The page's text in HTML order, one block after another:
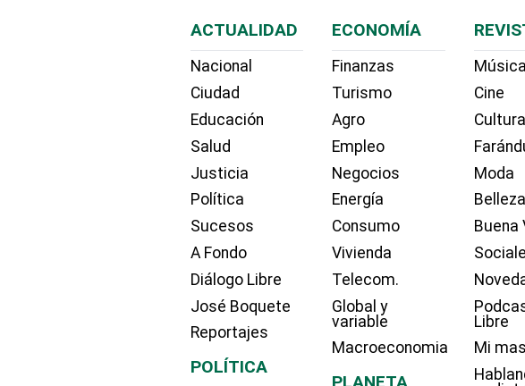
ACTUALIDAD
Nacional
Ciudad
Educación
Salud
Justicia
Política
Sucesos
A Fondo
Diálogo Libre
José Boquete
Reportajes
POLÍTICA
ECONOMÍA
Finanzas
Turismo
Agro
Empleo
Negocios
Energía
Consumo
Vivienda
Telecom.
Global y
variable
Macroeconomia
Música
Cine
Cultura
Moda
Belleza
Buena
Libre
Mi